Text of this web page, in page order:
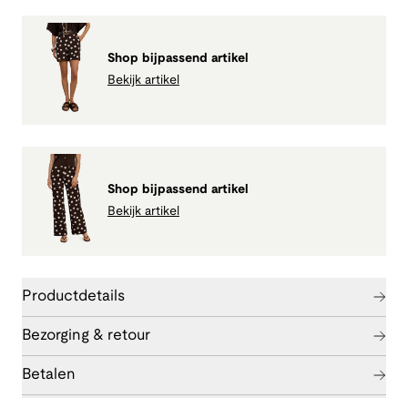
Shop bijpassend artikel
Bekijk artikel
Shop bijpassend artikel
Bekijk artikel
Productdetails
Bezorging & retour
Betalen